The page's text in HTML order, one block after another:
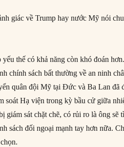
giác về Trump hay nước Mỹ nói
thế có khả năng còn khó đoán
chính sách bất thường về an ninh
quân đội Mỹ tại Đức và Ba Lan đã
soát Hạ viện trong kỳ bầu cử giữa
giám sát chặt chẽ, có rủi ro là ông sẽ
sách đối ngoại mạnh tay hơn nữa.